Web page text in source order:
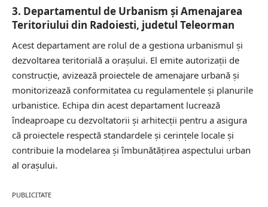
3. Departamentul de Urbanism și Amenajarea
Teritoriului din Radoiesti, judetul Teleorman
Acest departament are rolul de a gestiona urbanismul și
dezvoltarea teritorială a orașului. El emite autorizații de
construcție, avizează proiectele de amenajare urbană și
monitorizează conformitatea cu regulamentele și planurile
urbanistice. Echipa din acest departament lucrează
îndeaproape cu dezvoltatorii și arhitecții pentru a asigura
că proiectele respectă standardele și cerințele locale și
contribuie la modelarea și îmbunătățirea aspectului urban
al orașului.
PUBLICITATE